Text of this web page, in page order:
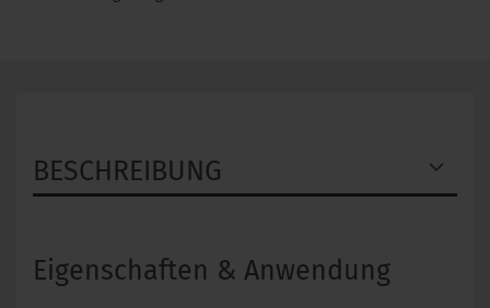
BESCHREIBUNG
Eigenschaften & Anwendung